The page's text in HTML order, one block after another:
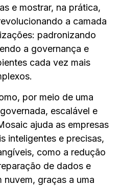
e mostrar, na prática,
a camada
padronizando
a governança e
cada vez mais
por meio de uma
escalável e
ajuda as empresas
inteligentes e precisas,
como a redução
de dados e
nuvem, graças a uma